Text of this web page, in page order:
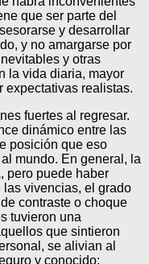
que ser parte del
y desarrollar
y no amargarse por
y otras
la vida diaria, mayor
expectativas realistas.
fuertes al regresar.
dinámico entre las
posición que eso
mundo. En general, la
pero puede haber
vivencias, el grado
contraste o choque
tuvieron una
que sintieron
se alivian al
y conocido;